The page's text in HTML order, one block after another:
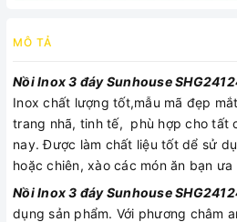
MÔ TẢ
Nồi Inox 3 đáy Sunhouse
Inox chất lượng tốt,mẫu mã đẹp
trang nhã, tinh tế, phù hợp cho tất
nay. Được làm chất liệu tốt dể sử
hoặc chiên, xào các món ăn bạn ưa
Nồi Inox 3 đáy Sunhouse
dụng sản phẩm. Với phương châm